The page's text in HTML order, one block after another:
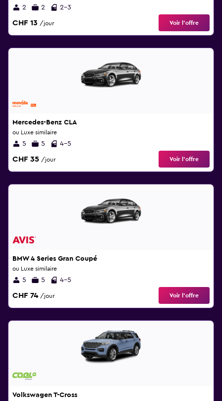
2 2 2-3
CHF 13 /jour Voir l’offre
Mercedes-Benz CLA
ou Luxe similaire
5 5 4-5
CHF 35 /jour Voir l’offre
BMW 4 Series Gran Coupé
ou Luxe similaire
5 5 4-5
CHF 74 /jour Voir l’offre
Volkswagen T-Cross